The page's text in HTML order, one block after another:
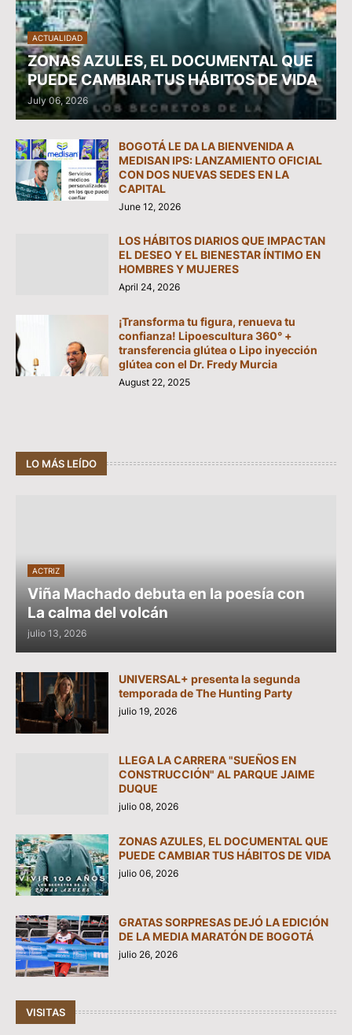
ACTUALIDAD
ZONAS AZULES, EL DOCUMENTAL QUE
PUEDE CAMBIAR TUS HÁBITOS DE VIDA
July 06, 2026
BOGOTÁ LE DA LA BIENVENIDA A
MEDISAN IPS: LANZAMIENTO OFICIAL
CON DOS NUEVAS SEDES EN LA
CAPITAL
June 12, 2026
LOS HÁBITOS DIARIOS QUE IMPACTAN
EL DESEO Y EL BIENESTAR ÍNTIMO EN
HOMBRES Y MUJERES
April 24, 2026
¡Transforma tu figura, renueva tu
confianza! Lipoescultura 360° +
transferencia glútea o Lipo inyección
glútea con el Dr. Fredy Murcia
August 22, 2025
LO MÁS LEÍDO
ACTRIZ
Viña Machado debuta en la poesía con
La calma del volcán
julio 13, 2026
UNIVERSAL+ presenta la segunda
temporada de The Hunting Party
julio 19, 2026
LLEGA LA CARRERA "SUEÑOS EN
CONSTRUCCIÓN" AL PARQUE JAIME
DUQUE
julio 08, 2026
ZONAS AZULES, EL DOCUMENTAL QUE
PUEDE CAMBIAR TUS HÁBITOS DE VIDA
julio 06, 2026
GRATAS SORPRESAS DEJÓ LA EDICIÓN
DE LA MEDIA MARATÓN DE BOGOTÁ
julio 26, 2026
VISITAS